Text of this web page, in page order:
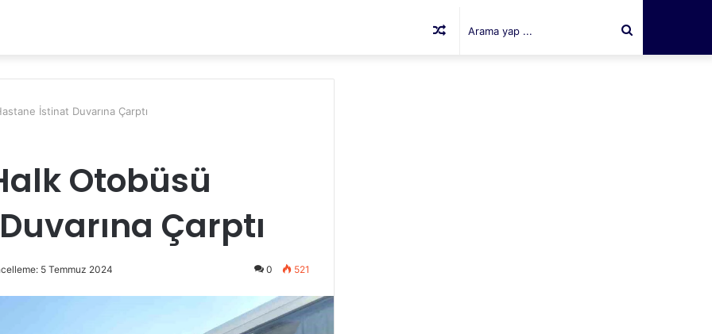
Arama
Rastgele
İstinat Duvarına Çarptı
Otobüsü
Çarptı
5 Temmuz 2024 0 521